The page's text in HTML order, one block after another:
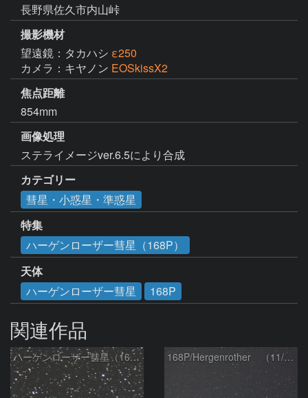
長野県佐久市内山峠
撮影機材
望遠鏡：タカハシ ε250
カメラ：キヤノン EOSkissX2
焦点距離
854mm
画像処理
ステライメージver.6.5により合成
カテゴリー
彗星・小惑星・準惑星
特集
ハーゲンローザー彗星（168P）
天体
ハーゲンローザー彗星
168P
関連作品
ハーゲンローザー彗星（168P） 168P/Hergenrother （11/09）